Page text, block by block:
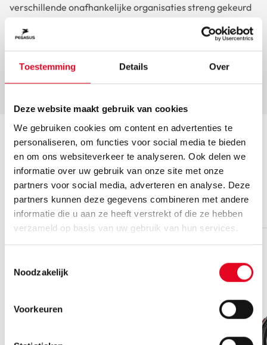
Toestemming Details Over
Deze website maakt gebruik van cookies
We gebruiken cookies om content en advertenties te
personaliseren, om functies voor social media te bieden
en om ons websiteverkeer te analyseren. Ook delen we
informatie over uw gebruik van onze site met onze
partners voor social media, adverteren en analyse. Deze
partners kunnen deze gegevens combineren met andere
informatie die u aan ze heeft verstrekt of die ze hebben
verzameld op basis van uw gebruik van hun services.
Noodzakelijk
Voorkeuren
verschillende onafhankelijke organisaties streng gekeurd
jaren op rij als beste elektrische fiets uit de testen
gekomen en scoort de Ravenna Evo 8F Belt in 2023 zelfs
een 8,7.
Bekijk alle resultaten
Best verkochte fietsen